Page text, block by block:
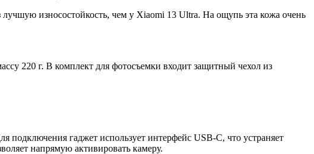
износостойкость, чем у Xiaomi 13 Ultra. На ощупь эта кожа очень
220 г. В комплект для фотосъемки входит защитный чехол из
подключения гаджет использует интерфейс USB-C, что устраняет
напрямую активировать камеру.